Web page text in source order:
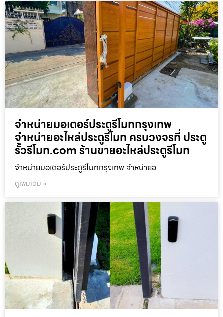
จำหน่ายมอเตอร์ประตูรีโมทกรุงเทพ
จำหน่ายอะไหล่ประตูรีโมท ครบวงจรที่ ประตู
รั้วรีโมท.com ร้านขายอะไหล่ประตูรีโมท
จำหน่ายมอเตอร์ประตูรีโมทกรุงเทพ จำหน่ายอ
ดูเพิ่มเติม »